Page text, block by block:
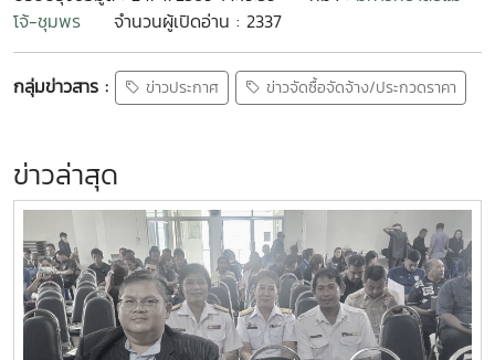
โจ้-ชุมพร
จำนวนผู้เปิดอ่าน : 2337
กลุ่มข่าวสาร : ข่าวประกาศ ข่าวจัดซื้อจัดจ้าง/ประกวดราคา
ข่าวล่าสุด